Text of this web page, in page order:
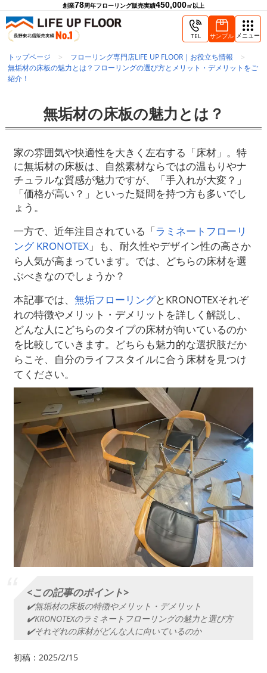
創業78周年フローリング販売実績450,000㎡以上
TEL サンプル メニュー
トップページ
フローリング専門店LIFE UP FLOOR｜お役立ち情報
無垢材の床板の魅力とは？フローリングの選び方とメリット・デメリットをご
紹介！
無垢材の床板の魅力とは？
家の雰囲気や快適性を大きく左右する「床材」。特
に無垢材の床板は、自然素材ならではの温もりやナ
チュラルな質感が魅力ですが、「手入れが大変？」
「価格が高い？」といった疑問を持つ方も多いでし
ょう。
一方で、近年注目されている「ラミネートフローリ
ング KRONOTEX 」も、耐久性やデザイン性の高さか
ら人気が高まっています。では、どちらの床材を選
ぶべきなのでしょうか？
本記事では、無垢フローリングとKRONOTEXそれぞ
れの特徴やメリット・デメリットを詳しく解説し、
どんな人にどちらのタイプの床材が向いているのか
を比較していきます。どちらも魅力的な選択肢だか
らこそ、自分のライフスタイルに合う床材を見つけ
てください。
<この記事のポイント>
✔️無垢材の床板の特徴やメリット・デメリット
✔️KRONOTEXのラミネートフローリングの魅力と選び方
✔️それぞれの床材がどんな人に向いているのか
初稿：2025/2/15